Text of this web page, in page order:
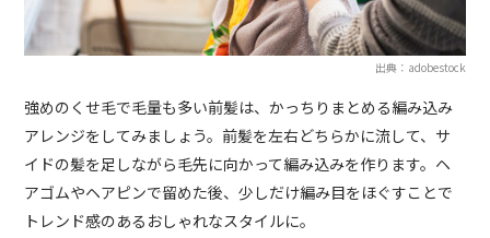
出典：adobestock
強めのくせ毛で毛量も多い前髪は、かっちりまとめる編み込み
アレンジをしてみましょう。前髪を左右どちらかに流して、サ
イドの髪を足しながら毛先に向かって編み込みを作ります。ヘ
アゴムやヘアピンで留めた後、少しだけ編み目をほぐすことで
トレンド感のあるおしゃれなスタイルに。